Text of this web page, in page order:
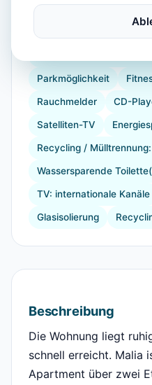
Parkmöglichkeit
Rauchmelder CD-
Satelliten-TV
Recycling /
Wassersparende
TV: internationale Kanäle
Glasisolierung
Beschreibung
Die Wohnung liegt
schnell erreicht. Malia
Apartment über zwei